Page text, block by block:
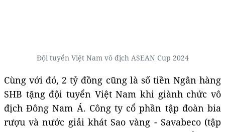
Đội tuyển Việt Nam vô địch ASEAN Cup 2024
Cùng với đó, 2 tỷ đồng cũng là số tiền Ngân hàng
SHB tặng đội tuyển Việt Nam khi giành chức vô
địch Đông Nam Á. Công ty cổ phần tập đoàn bia
rượu và nước giải khát Sao vàng - Savabeco (tập